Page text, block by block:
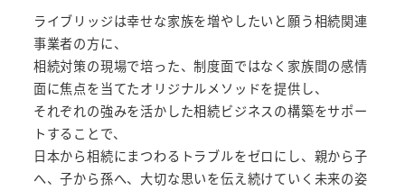
ライブリッジは幸せな家族を増やしたいと願う相続関連
事業者の方に、
相続対策の現場で培った、制度面ではなく家族間の感情
面に焦点を当てたオリジナルメソッドを提供し、
それぞれの強みを活かした相続ビジネスの構築をサポー
トすることで、
日本から相続にまつわるトラブルをゼロにし、親から子
へ、子から孫へ、大切な思いを伝え続けていく未来の姿